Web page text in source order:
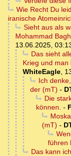
Wie Recht Du
iranische
Sieht aus als
Mohammad
13.06.2025,
Das sieht
Krieg und man
WhiteEagle,
Ich
der (mT) -
Die
können. -
(mT) -
führen
Das kann